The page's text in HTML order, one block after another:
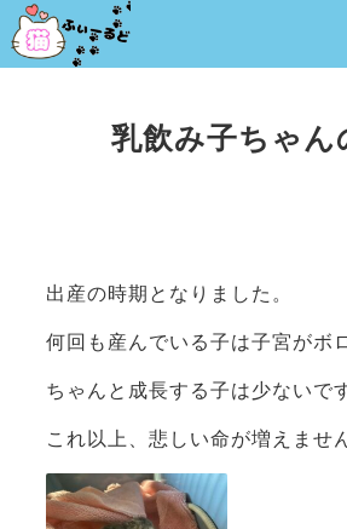
乳飲み子ちゃん
出産の時期となりました。
何回も産んでいる子は子宮がボ
ちゃんと成長する子は少ないで
これ以上、悲しい命が増えませ